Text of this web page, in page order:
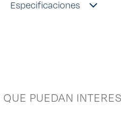
Especificaciones
QUE PUEDAN